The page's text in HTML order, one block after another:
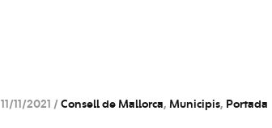
11/11/2021 / Consell de Mallorca, Municipis, Portada